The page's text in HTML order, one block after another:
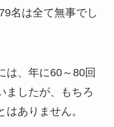
名は全て無事でし
は、年に60～80回
ましたが、もちろ
ありません。